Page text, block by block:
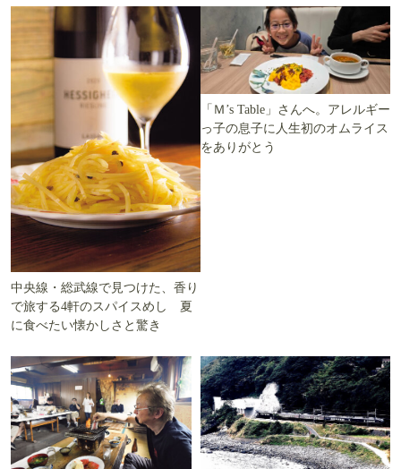
中央線・総武線で見つけた、香り
で旅する4軒のスパイスめし 夏
に食べたい懐かしさと驚き
「Ｍ’s Table」さんへ。アレルギー
っ子の息子に人生初のオムライス
をありがとう